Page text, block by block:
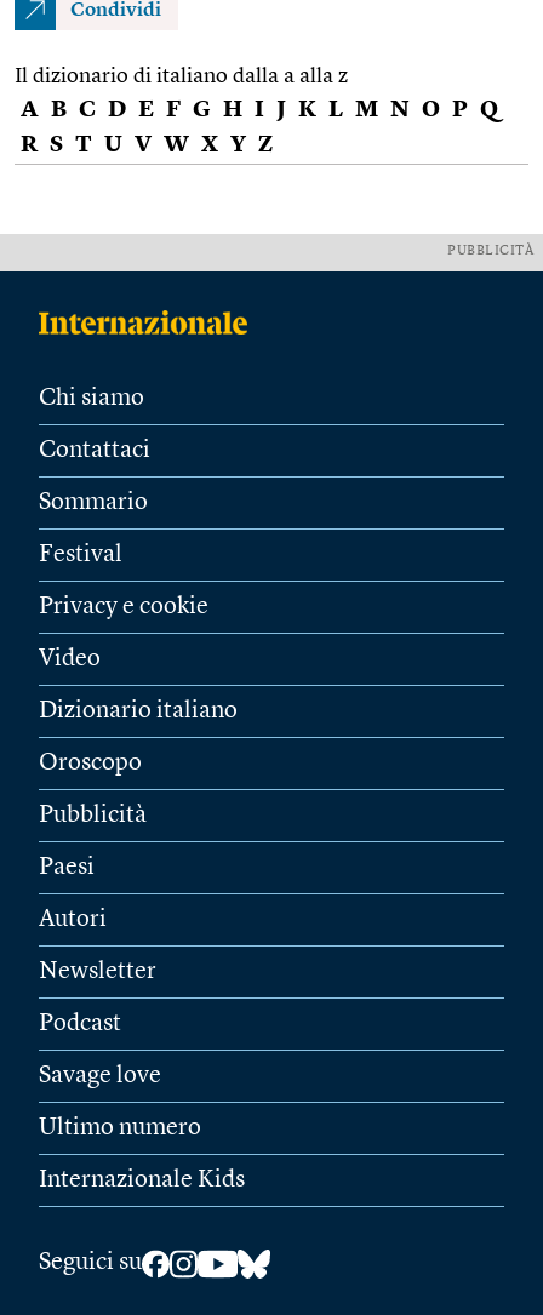
Condividi
Il dizionario di italiano dalla a alla z
A B C D E F G H I J K L M N O P Q
R S T U V W X Y Z
PUBBLICITÀ
Chi siamo
Contattaci
Sommario
Festival
Privacy e cookie
Video
Dizionario italiano
Oroscopo
Pubblicità
Paesi
Autori
Newsletter
Podcast
Savage love
Ultimo numero
Internazionale Kids
Seguici su